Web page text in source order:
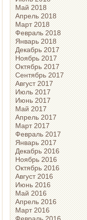
Май 2018
Апрель 2018
Март 2018
Февраль 2018
Январь 2018
Декабрь 2017
Ноябрь 2017
Октябрь 2017
Сентябрь 2017
Август 2017
Июль 2017
Июнь 2017
Май 2017
Апрель 2017
Март 2017
Февраль 2017
Январь 2017
Декабрь 2016
Ноябрь 2016
Октябрь 2016
Август 2016
Июнь 2016
Май 2016
Апрель 2016
Март 2016